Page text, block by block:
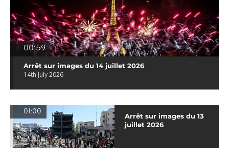
00:59
Arrêt sur images du 14 juillet 2026
14th July 2026
01:00
Arrêt sur images du 13
juillet 2026